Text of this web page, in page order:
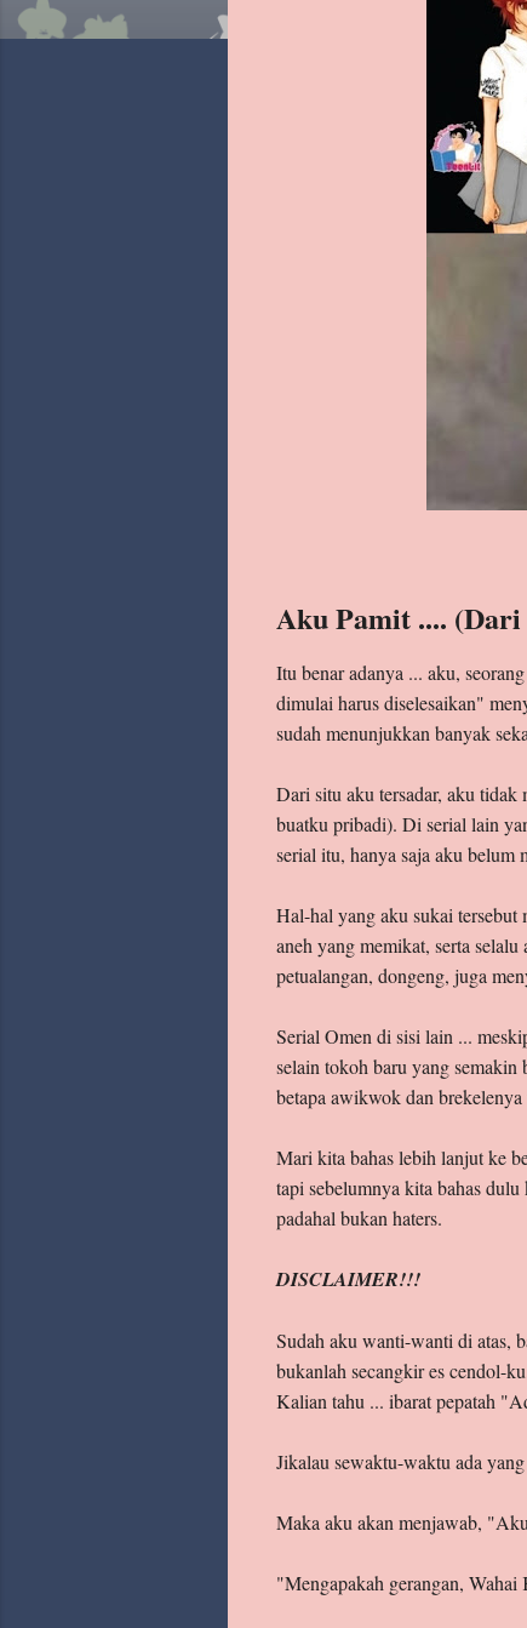
Aku Pamit ....
Itu benar adanya ... aku,
dimulai harus diselesaikan"
sudah menunjukkan banyak
Dari situ aku tersadar, aku tidak
buatku pribadi). Di serial lain
serial itu, hanya saja aku belum
Hal-hal yang aku sukai tersebut
aneh yang memikat, serta
petualangan, dongeng, juga
Serial Omen di sisi lain ...
selain tokoh baru yang semakin
betapa awikwok dan
Mari kita bahas lebih lanjut ke
tapi sebelumnya kita bahas
padahal bukan haters.
DISCLAIMER!!!
Sudah aku wanti-wanti di atas,
bukanlah secangkir es cendol-
Kalian tahu ... ibarat pepatah
Jikalau sewaktu-waktu ada
Maka aku akan menjawab,
"Mengapakah gerangan, Wahai